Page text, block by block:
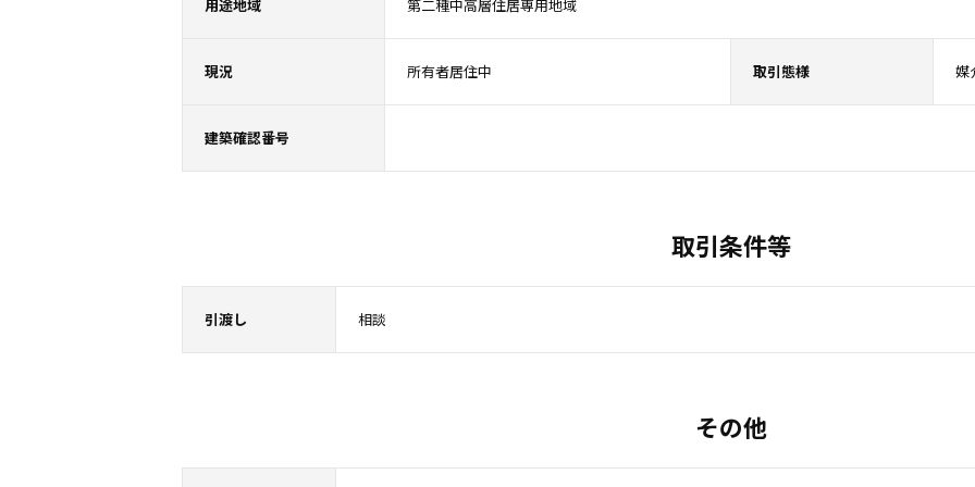
用途地域 第二種中高層住居専用地域
現況 所有者居住中 取引態様 媒
建築確認番号
取引条件等
引渡し 相談
その他